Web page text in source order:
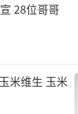
28位哥哥
米维生 玉米